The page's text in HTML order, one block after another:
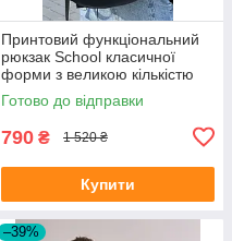
Принтовий функціональний
рюкзак School класичної
форми з великою кількістю
відділень на 30л
Готово до відправки
790 ₴ 1 520 ₴
Купити
–39%